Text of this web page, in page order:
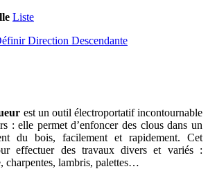
Liste
Direction Descendante
est un outil électroportatif incontournable
: elle permet d’enfoncer des clous dans un
du bois, facilement et rapidement. Cet
effectuer des travaux divers et variés :
charpentes, lambris, palettes…